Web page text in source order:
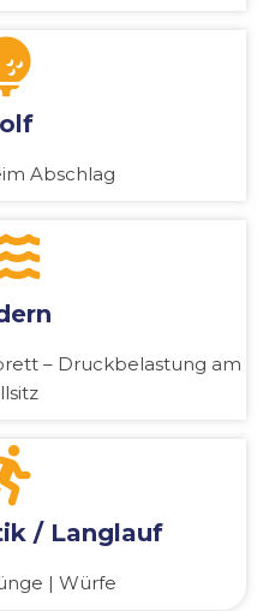
Abschlag
– Druckbelastung am
/ Langlauf
| Würfe